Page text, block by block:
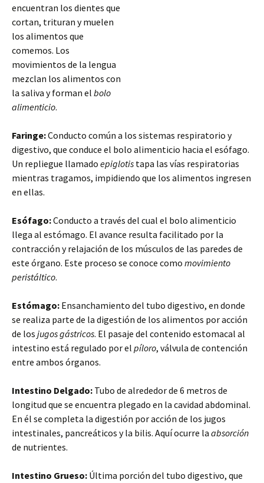
encuentran los dientes que
cortan, trituran y muelen
los alimentos que
comemos. Los
movimientos de la lengua
mezclan los alimentos con
la saliva y forman el bolo
alimenticio.
Faringe:Conducto común a los sistemas respiratorio y
digestivo, que conduce el bolo alimenticio hacia el esófago.
Un repliegue llamado epiglotis tapa las vías respiratorias
mientras tragamos, impidiendo que los alimentos ingresen
en ellas.
Esófago:Conducto a través del cual el bolo alimenticio
llega al estómago. El avance resulta facilitado por la
contracción y relajación de los músculos de las paredes de
este órgano. Este proceso se conoce como movimiento
peristáltico.
Estómago: Ensanchamiento del tubo digestivo, en donde
se realiza parte de la digestión de los alimentos por acción
de los jugos gástricos. El pasaje del contenido estomacal al
intestino está regulado por el píloro, válvula de contención
entre ambos órganos.
Intestino Delgado: Tubo de alrededor de 6 metros de
longitud que se encuentra plegado en la cavidad abdominal.
En él se completa la digestión por acción de los jugos
intestinales, pancreáticos y la bilis. Aquí ocurre la absorción
de nutrientes.
Intestino Grueso: Última porción del tubo digestivo, que